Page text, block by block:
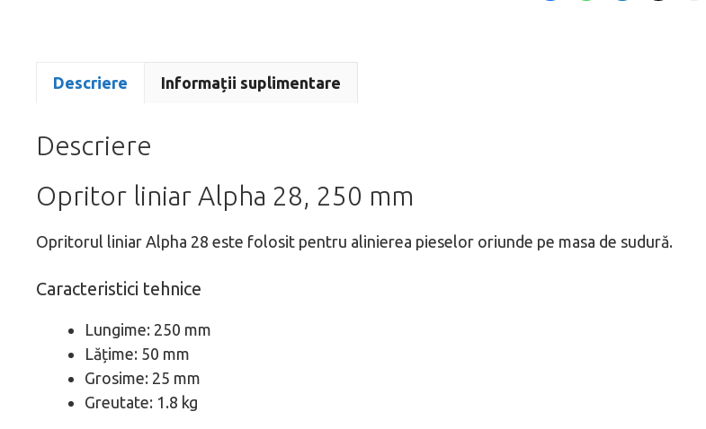
Descriere Informații suplimentare
Descriere
Opritor liniar Alpha 28, 250 mm
Opritorul liniar Alpha 28 este folosit pentru alinierea pieselor oriunde pe masa de sudură.
Caracteristici tehnice
Lungime: 250 mm
Lățime: 50 mm
Grosime: 25 mm
Greutate: 1.8 kg